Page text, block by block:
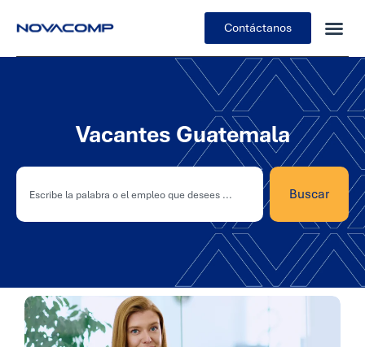
Contáctanos
Vacantes Guatemala
Buscar